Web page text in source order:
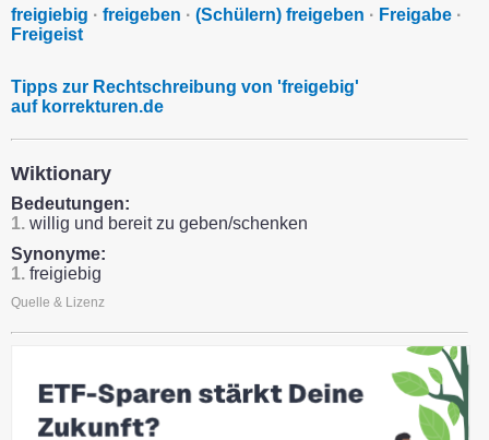
freigiebig · freigeben · (Schülern) freigeben · Freigabe ·
Freigeist
Tipps zur Rechtschreibung von 'freigebig'
auf korrekturen.de
Wiktionary
Bedeutungen:
1. willig und bereit zu geben/schenken
Synonyme:
1. freigiebig
Quelle & Lizenz